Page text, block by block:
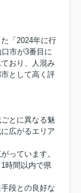
「2024年に行
市が3番目に
おり、人混み
として高く評
とに異なる魅
広がるエリア
っています。
時間以内で県
段との良好な